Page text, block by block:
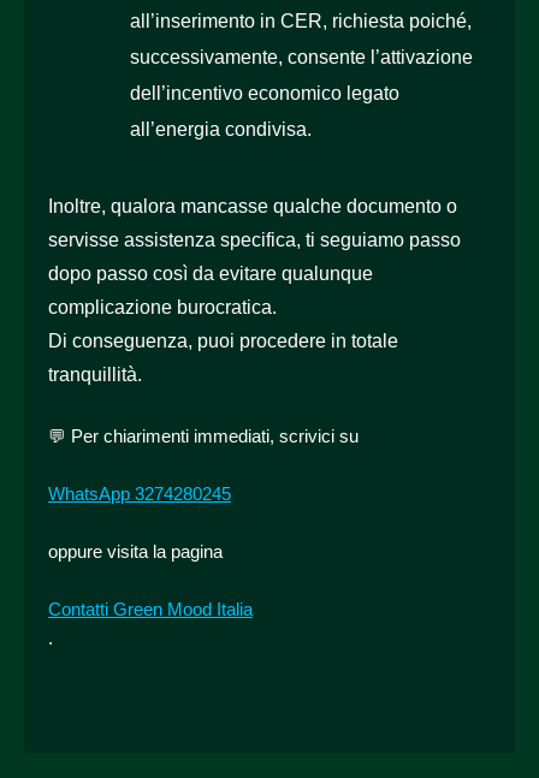
all’inserimento in CER, richiesta poiché,
successivamente, consente l’attivazione
dell’incentivo economico legato
all’energia condivisa.
Inoltre, qualora mancasse qualche documento o
servisse assistenza specifica, ti seguiamo passo
dopo passo così da evitare qualunque
complicazione burocratica.
Di conseguenza, puoi procedere in totale
tranquillità.
💬 Per chiarimenti immediati, scrivici su
WhatsApp 3274280245
oppure visita la pagina
Contatti Green Mood Italia
.